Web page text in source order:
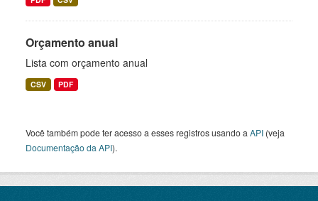
Orçamento anual
Lista com orçamento anual
CSV PDF
Você também pode ter acesso a esses registros usando a API (veja
Documentação da API).